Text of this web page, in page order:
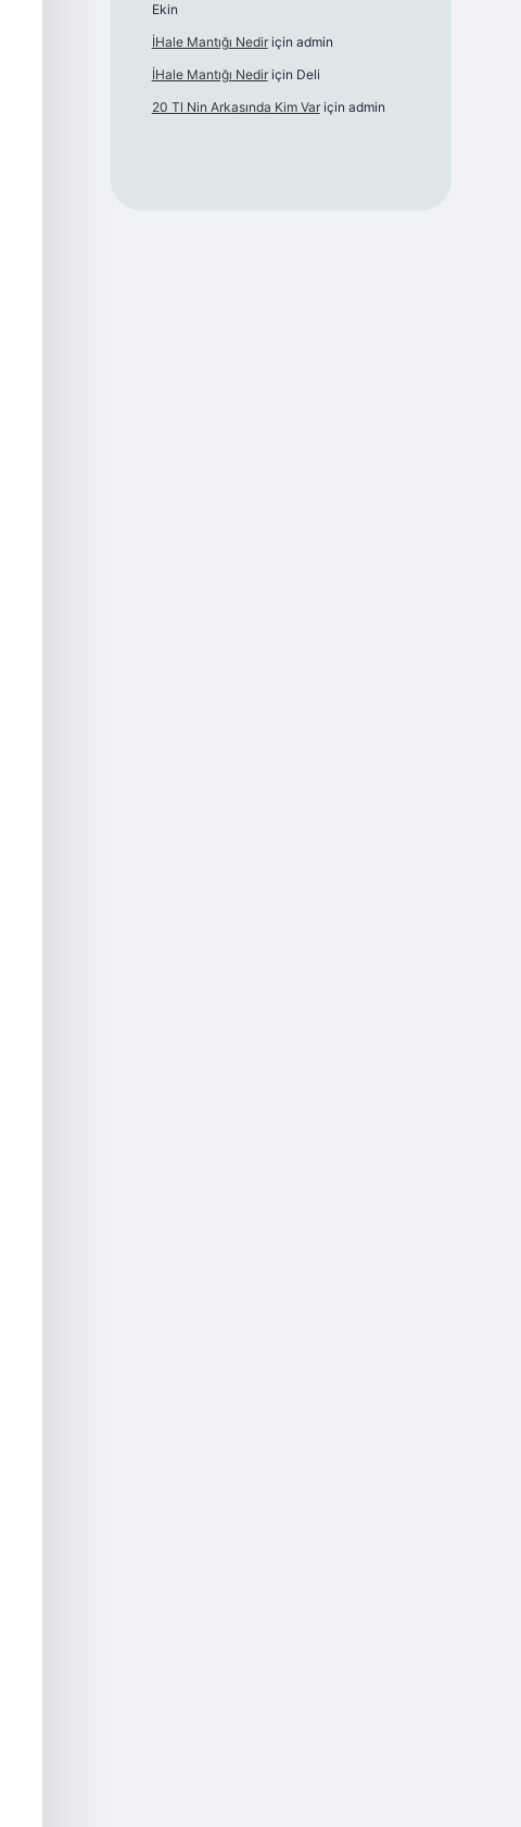
Ekin
İHale Mantığı Nediriçin admin
İHale Mantığı Nediriçin Deli
20 Tl Nin Arkasında Kim Variçin admin